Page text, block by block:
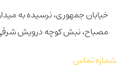
خیابان جمهوری، نرسیده به
مصباح، نبش کوچه درویش شرقی ،
شماره تماس